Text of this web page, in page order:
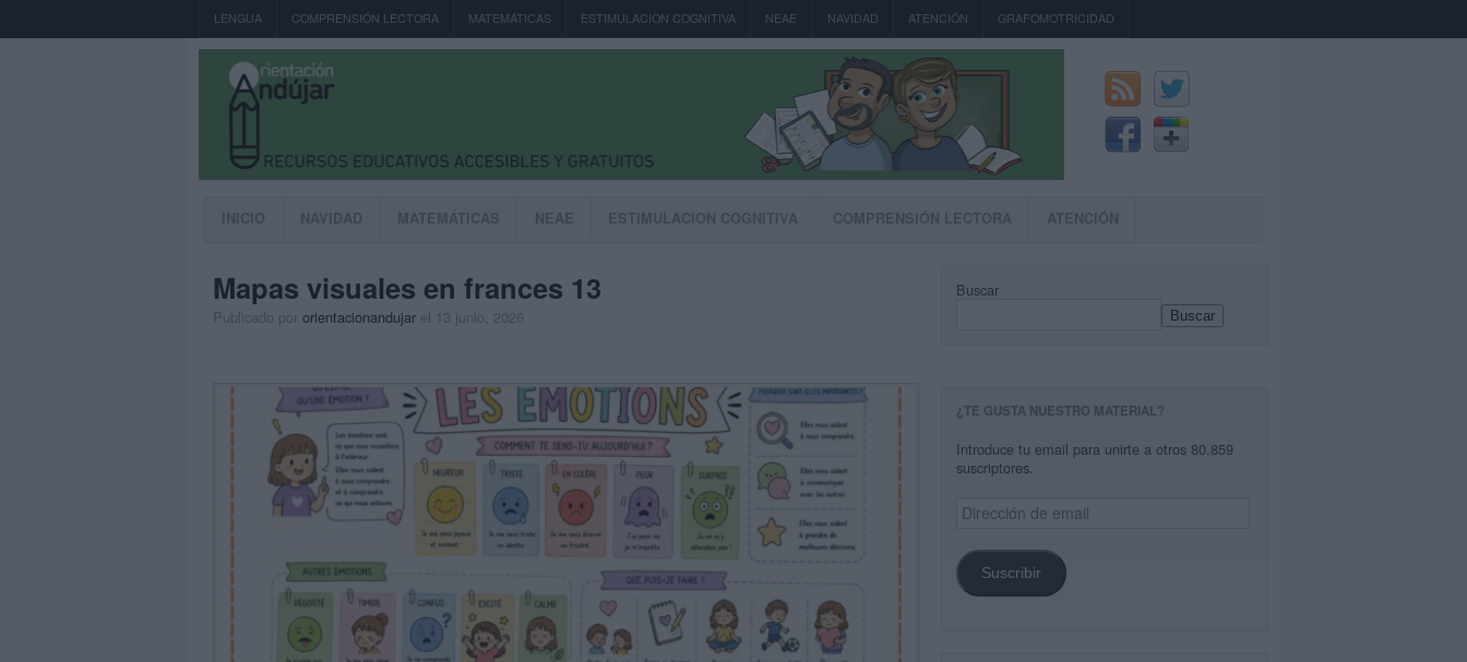
LENGUA COMPRENSIÓN LECTORA MATEMÁTICAS ESTIMULACION COGNITIVA NEAE NAVIDAD ATENCIÓN GRAFOMOTRICIDAD
INICIO NAVIDAD MATEMÁTICAS NEAE ESTIMULACION COGNITIVA COMPRENSIÓN LECTORA ATENCIÓN
Mapas visuales en frances 13
Publicado por orientacionandujar el 13 junio, 2026
Buscar
Buscar
¿TE GUSTA NUESTRO MATERIAL?
Introduce tu email para unirte a otros 80.859
suscriptores.
Dirección
de
Suscribir